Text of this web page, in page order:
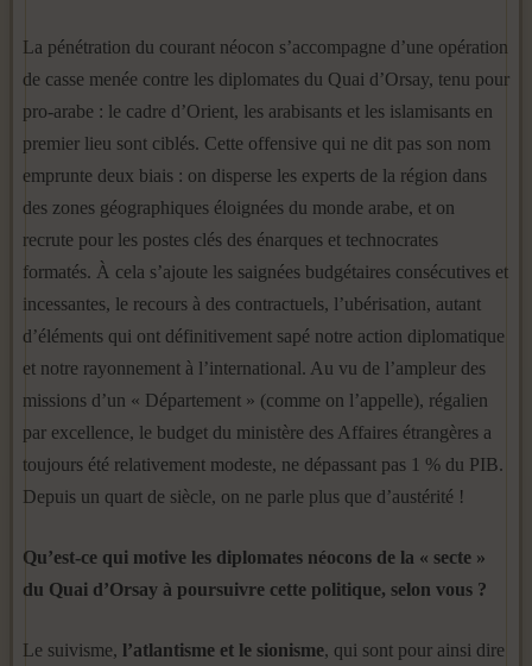
La pénétration du courant néocon s’accompagne d’une opération
de casse menée contre les diplomates du Quai d’Orsay, tenu pour
pro-arabe : le cadre d’Orient, les arabisants et les islamisants en
premier lieu sont ciblés. Cette offensive qui ne dit pas son nom
emprunte deux biais : on disperse les experts de la région dans
des zones géographiques éloignées du monde arabe, et on
recrute pour les postes clés des énarques et technocrates
formatés. À cela s’ajoute les saignées budgétaires consécutives et
incessantes, le recours à des contractuels, l’ubérisation, autant
d’éléments qui ont définitivement sapé notre action diplomatique
et notre rayonnement à l’international. Au vu de l’ampleur des
missions d’un « Département » (comme on l’appelle), régalien
par excellence, le budget du ministère des Affaires étrangères a
toujours été relativement modeste, ne dépassant pas 1 % du PIB.
Depuis un quart de siècle, on ne parle plus que d’austérité !
Qu’est-ce qui motive les diplomates néocons de la « secte »
du Quai d’Orsay à poursuivre cette politique, selon vous ?
Le suivisme, l’atlantisme et le sionisme, qui sont pour ainsi dire